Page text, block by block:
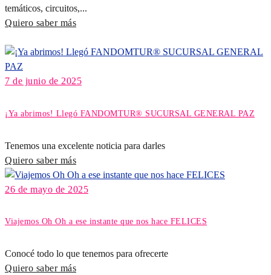
temáticos, circuitos,...
Quiero saber más
7 de junio de 2025
¡Ya abrimos! Llegó FANDOMTUR® SUCURSAL GENERAL PAZ
Tenemos una excelente noticia para darles
Quiero saber más
26 de mayo de 2025
Viajemos Oh Oh a ese instante que nos hace FELICES
Conocé todo lo que tenemos para ofrecerte
Quiero saber más